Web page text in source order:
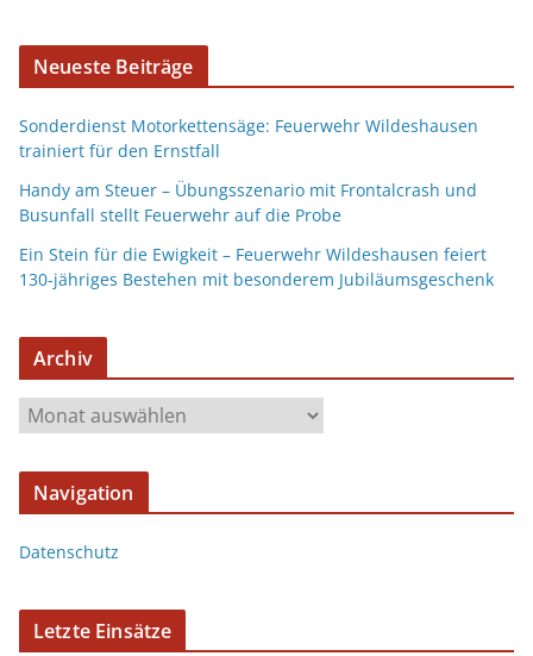
Neueste Beiträge
Sonderdienst Motorkettensäge: Feuerwehr Wildeshausen
trainiert für den Ernstfall
Handy am Steuer – Übungsszenario mit Frontalcrash und
Busunfall stellt Feuerwehr auf die Probe
Ein Stein für die Ewigkeit – Feuerwehr Wildeshausen feiert
130-jähriges Bestehen mit besonderem Jubiläumsgeschenk
Archiv
Navigation
Datenschutz
Letzte Einsätze